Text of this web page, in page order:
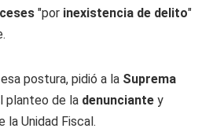
"por inexistencia de delito"
postura, pidió a la Suprema
planteo de la denunciante y
la Unidad Fiscal.